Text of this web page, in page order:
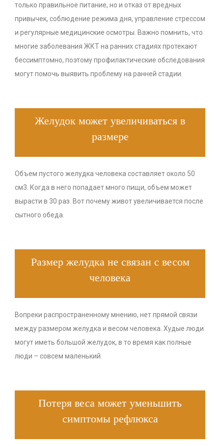
только правильное питание, но и отказ от вредных
привычек, соблюдение режима дня, управление стрессом
и регулярные медицинские осмотры. Важно помнить, что
многие заболевания ЖКТ на ранних стадиях протекают
бессимптомно, поэтому профилактические обследования
могут помочь выявить проблему на ранней стадии.
Желудок может увеличиваться в
размере
Объем пустого желудка человека составляет около 50
см3. Когда в него попадает много пищи, объем может
вырасти в 30 раз. Вот почему живот увеличивается после
сытного обеда.
Размер желудка не связан с весом
человека
Вопреки распространенному мнению, нет прямой связи
между размером желудка и весом человека. Худые люди
могут иметь большой желудок, в то время как полные
люди – совсем маленький.
Потеря веса может уменьшить
симптомы рефлюкса